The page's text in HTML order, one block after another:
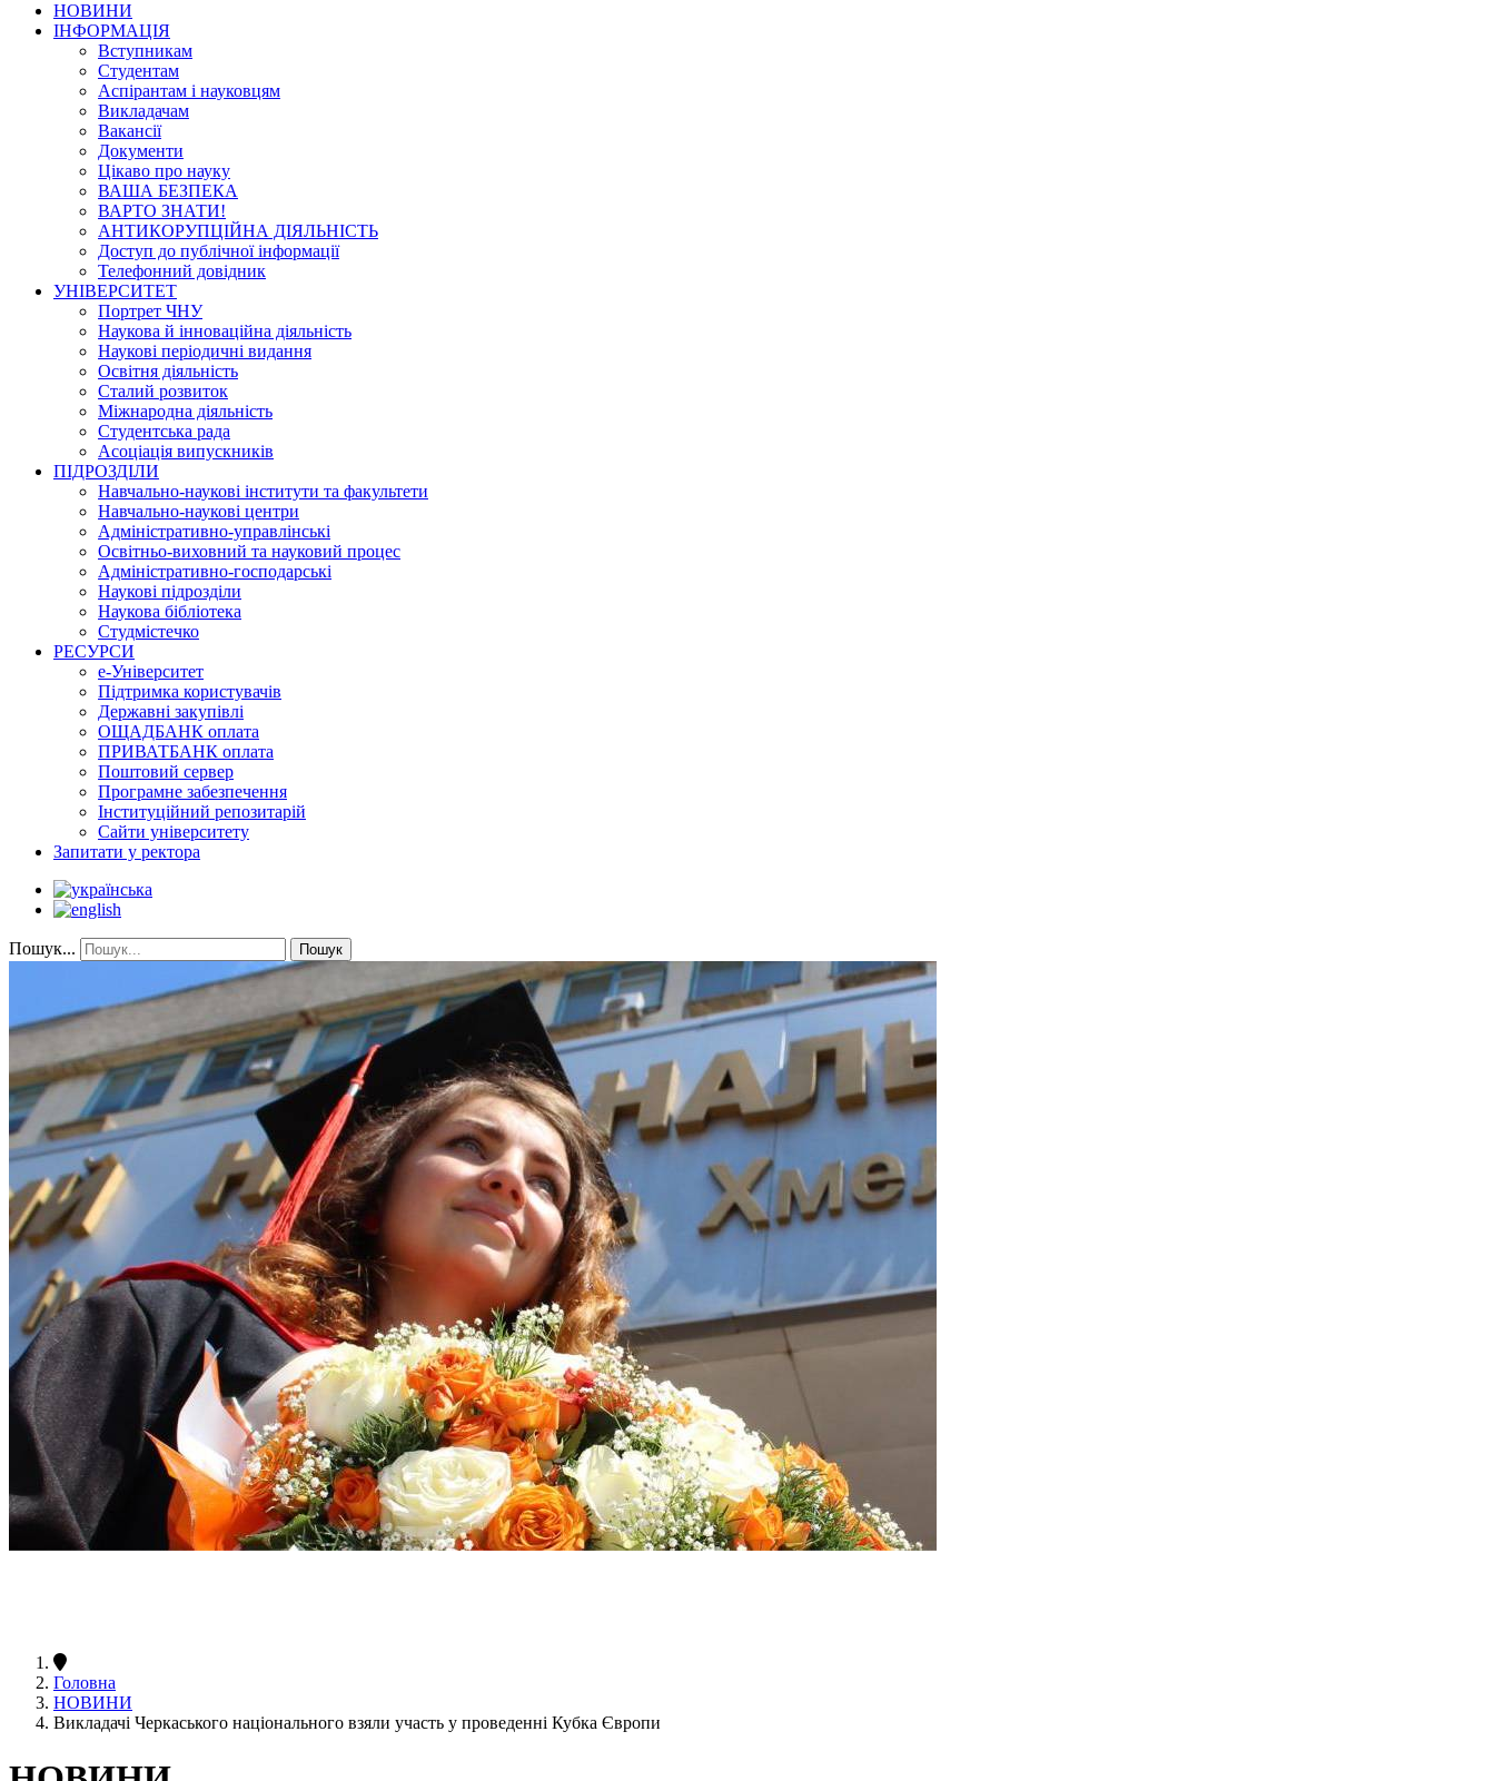
НОВИНИ
ІНФОРМАЦІЯ
Вступникам
Студентам
Аспірантам і науковцям
Викладачам
Вакансії
Документи
Цікаво про науку
ВАША БЕЗПЕКА
ВАРТО ЗНАТИ!
АНТИКОРУПЦІЙНА ДІЯЛЬНІСТЬ
Доступ до публічної інформації
Телефонний довідник
УНІВЕРСИТЕТ
Портрет ЧНУ
Наукова й інноваційна діяльність
Наукові періодичні видання
Освітня діяльність
Сталий розвиток
Міжнародна діяльність
Студентська рада
Асоціація випускників
ПІДРОЗДІЛИ
Навчально-наукові інститути та факультети
Навчально-наукові центри
Адміністративно-управлінські
Освітньо-виховний та науковий процес
Адміністративно-господарські
Наукові підрозділи
Наукова бібліотека
Студмістечко
РЕСУРСИ
е-Університет
Підтримка користувачів
Державні закупівлі
ОЩАДБАНК оплата
ПРИВАТБАНК оплата
Поштовий сервер
Програмне забезпечення
Інституційний репозитарій
Сайти університету
Запитати у ректора
Пошук... Пошук
Головна
НОВИНИ
Викладачі Черкаського національного взяли участь у проведенні Кубка Європи